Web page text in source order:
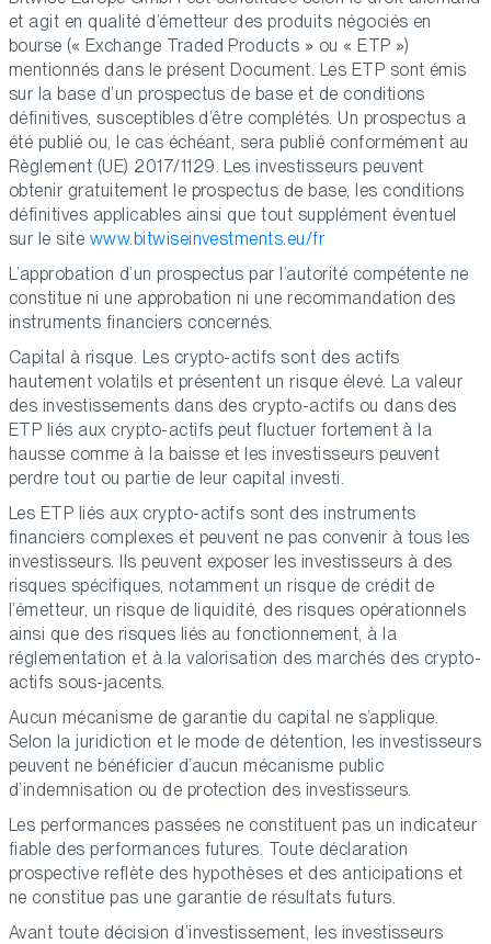
et agit en qualité d’émetteur des produits négociés en
bourse (« Exchange Traded Products » ou « ETP »)
mentionnés dans le présent Document. Les ETP sont émis
sur la base d’un prospectus de base et de conditions
définitives, susceptibles d’être complétés. Un prospectus a
été publié ou, le cas échéant, sera publié conformément au
Règlement (UE) 2017/1129. Les investisseurs peuvent
obtenir gratuitement le prospectus de base, les conditions
définitives applicables ainsi que tout supplément éventuel
sur le site www.bitwiseinvestments.eu/fr
L’approbation d’un prospectus par l’autorité compétente ne
constitue ni une approbation ni une recommandation des
instruments financiers concernés.
Capital à risque. Les crypto-actifs sont des actifs
hautement volatils et présentent un risque élevé. La valeur
des investissements dans des crypto-actifs ou dans des
ETP liés aux crypto-actifs peut fluctuer fortement à la
hausse comme à la baisse et les investisseurs peuvent
perdre tout ou partie de leur capital investi.
Les ETP liés aux crypto-actifs sont des instruments
financiers complexes et peuvent ne pas convenir à tous les
investisseurs. Ils peuvent exposer les investisseurs à des
risques spécifiques, notamment un risque de crédit de
l’émetteur, un risque de liquidité, des risques opérationnels
ainsi que des risques liés au fonctionnement, à la
réglementation et à la valorisation des marchés des crypto-
actifs sous-jacents.
Aucun mécanisme de garantie du capital ne s’applique.
Selon la juridiction et le mode de détention, les investisseurs
peuvent ne bénéficier d’aucun mécanisme public
d’indemnisation ou de protection des investisseurs.
Les performances passées ne constituent pas un indicateur
fiable des performances futures. Toute déclaration
prospective reflète des hypothèses et des anticipations et
ne constitue pas une garantie de résultats futurs.
Avant toute décision d’investissement, les investisseurs